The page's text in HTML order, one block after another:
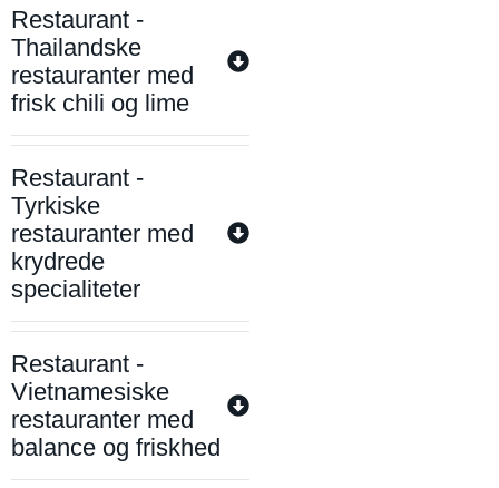
Restaurant -
Thailandske
restauranter med
frisk chili og lime
Restaurant -
Tyrkiske
restauranter med
krydrede
specialiteter
Restaurant -
Vietnamesiske
restauranter med
balance og friskhed